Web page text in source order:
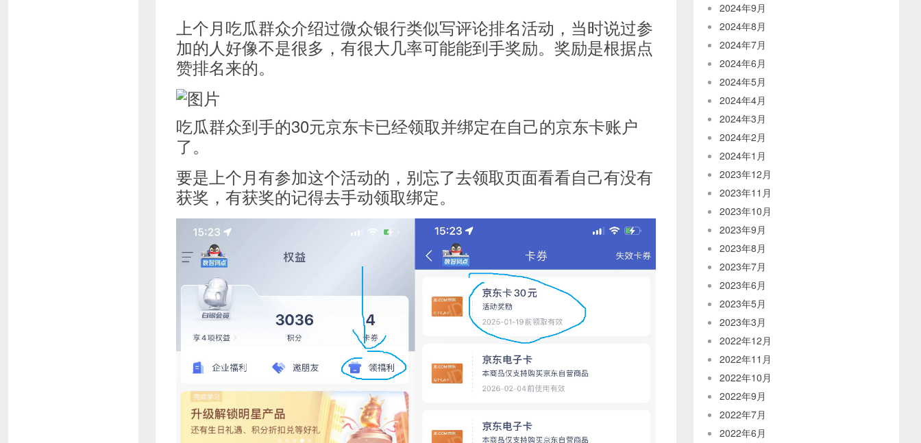
上个月吃瓜群众介绍过微众银行类似写评论排名活动，当时说过参
加的人好像不是很多，有很大几率可能能到手奖励。奖励是根据点
赞排名来的。
吃瓜群众到手的30元京东卡已经领取并绑定在自己的京东卡账户
了。
要是上个月有参加这个活动的，别忘了去领取页面看看自己有没有
获奖，有获奖的记得去手动领取绑定。
2024年9月
2024年8月
2024年7月
2024年6月
2024年5月
2024年4月
2024年3月
2024年2月
2024年1月
2023年12月
2023年11月
2023年10月
2023年9月
2023年8月
2023年7月
2023年6月
2023年5月
2023年3月
2022年12月
2022年11月
2022年10月
2022年9月
2022年7月
2022年6月